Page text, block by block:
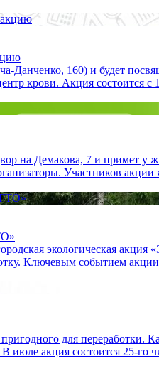
Данченко, 160) и будет
крови. Акция состоится с
на Демакова, 7 и примет у
Участников акции
экологическая
Ключевым событием
для
июле акция состоится 25-го